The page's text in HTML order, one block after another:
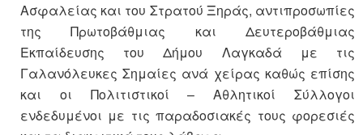
Ασφαλείας και του Στρατού Ξηράς, αντιπροσωπίες
της Πρωτοβάθμιας και Δευτεροβάθμιας
Εκπαίδευσης του Δήμου Λαγκαδά με τις
Γαλανόλευκες Σημαίες ανά χείρας καθώς επίσης
και οι Πολιτιστικοί – Αθλητικοί Σύλλογοι
ενδεδυμένοι με τις παραδοσιακές τους φορεσιές